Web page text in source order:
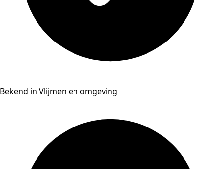
Bekend in Vlijmen en omgeving